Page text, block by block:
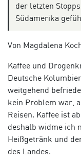
der letzten
Südamerika
Von Magdalena
Kaffee und
Deutsche
weitgehend
kein Problem war,
Reisen. Kaffee ist
deshalb widme ich
Heißgetränk und
des Landes.